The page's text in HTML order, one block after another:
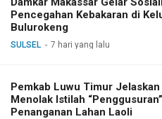
Pencegahan Kebakaran di
Bulurokeng
SULSEL 7 hari yang lalu
Pemkab Luwu Timur Jelaskan
Menolak Istilah
Penanganan Lahan Laoli